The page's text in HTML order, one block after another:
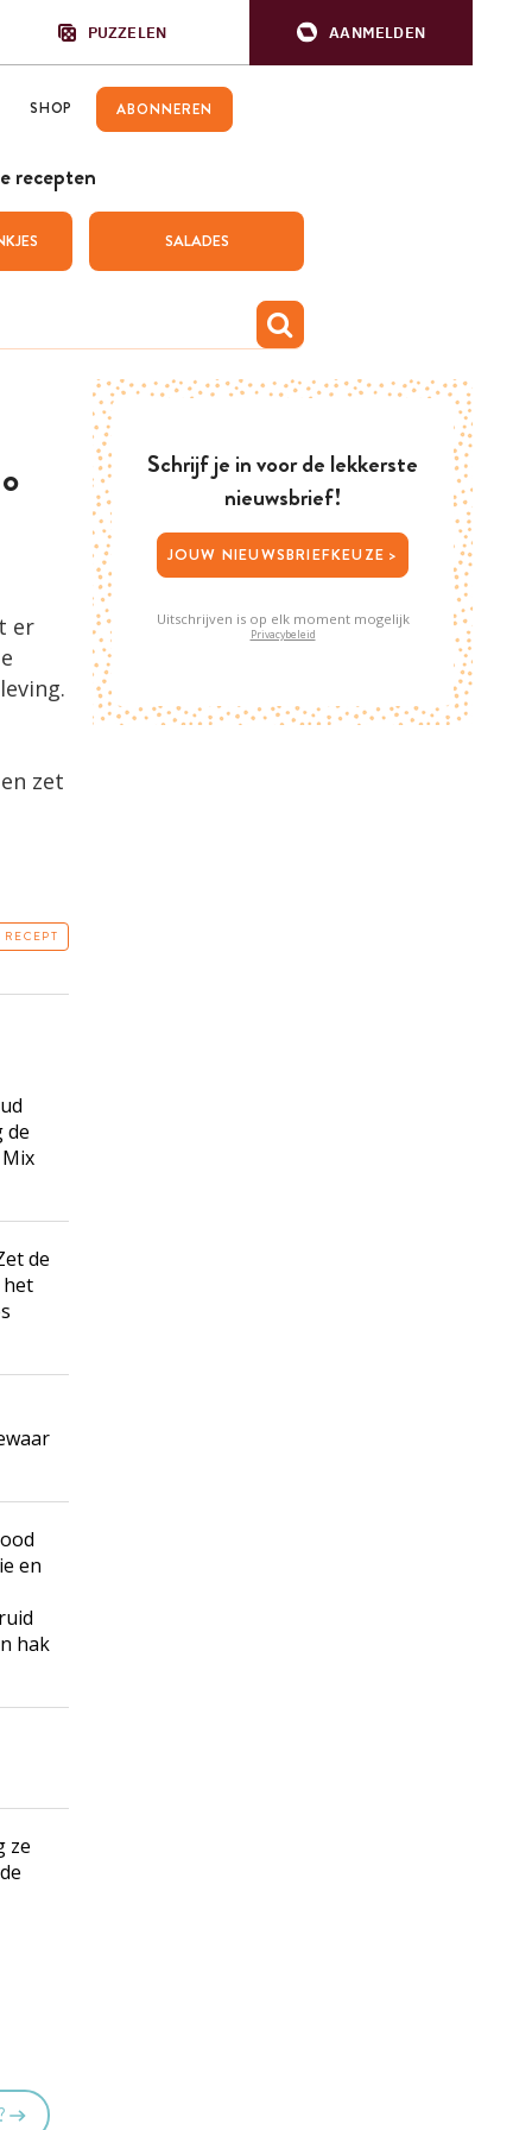
PUZZELEN AANMELDEN
SHOP ABONNEREN
recepten
SALADES
er
zet
de
de
het
en
hak
ze
Schrijf je in voor de lekkerste
nieuwsbrief!
JOUW NIEUWSBRIEFKEUZE >
Uitschrijven is op elk moment mogelijk
Privacybeleid